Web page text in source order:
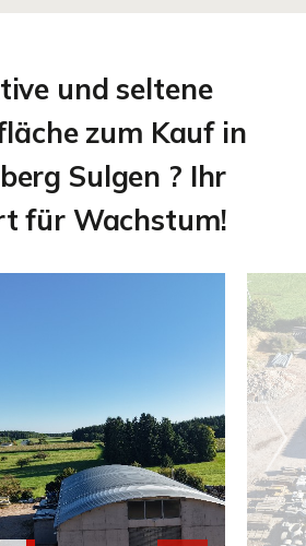
und seltene
zum Kauf in
Sulgen ? Ihr
für Wachstum!